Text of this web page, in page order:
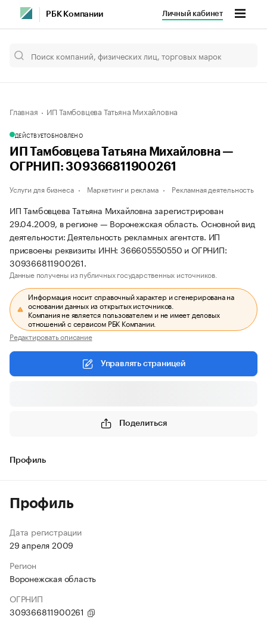
РБК Компании Личный кабинет
Главная ИП Тамбовцева Татьяна Михайловна
ДЕЙСТВУЕТОБНОВЛЕНО
ИП Тамбовцева Татьяна Михайловна —
ОГРНИП: 309366811900261
Услуги для бизнеса Маркетинг и реклама Рекламная деятельность
ИП Тамбовцева Татьяна Михайловна зарегистрирован
29.04.2009, в регионе — Воронежская область. Основной вид
деятельности: Деятельность рекламных агентств. ИП
присвоены реквизиты ИНН: 366605550550 и ОГРНИП:
309366811900261.
Данные получены из публичных государственных источников.
Информация носит справочный характер и сгенерирована на
основании данных из открытых источников.
Компания не является пользователем и не имеет деловых
отношений с сервисом РБК Компании.
Редактировать описание
Управлять страницей
Поделиться
Профиль
Профиль
Дата регистрации
29 апреля 2009
Регион
Воронежская область
ОГРНИП
309366811900261